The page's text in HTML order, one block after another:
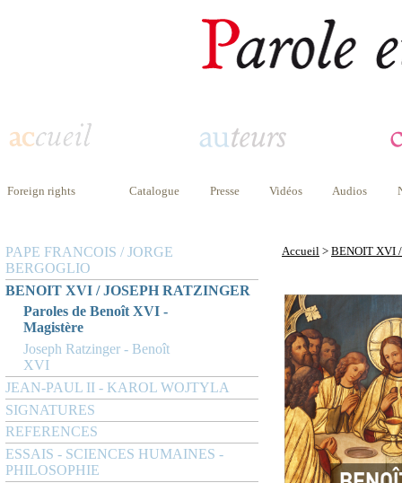
Foreign rights Catalogue Presse Vidéos Audios
PAPE FRANCOIS / JORGE
BERGOGLIO
BENOIT XVI / JOSEPH RATZINGER
Paroles de Benoît XVI -
Magistère
Joseph Ratzinger - Benoît
XVI
JEAN-PAUL II - KAROL WOJTYLA
SIGNATURES
REFERENCES
ESSAIS - SCIENCES HUMAINES -
PHILOSOPHIE
Accueil > BENOIT XVI